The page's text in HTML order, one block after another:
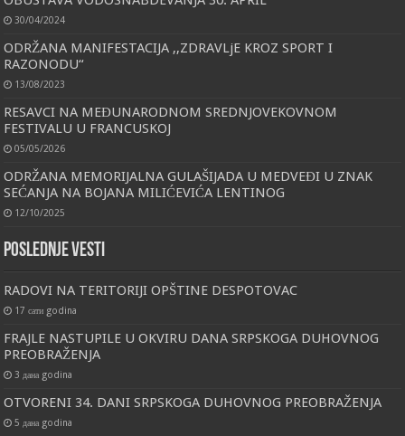
30/04/2024
ODRŽANA MANIFESTACIJA ,,ZDRAVLjE KROZ SPORT I
RAZONODU“
13/08/2023
RESAVCI NA MEĐUNARODNOM SREDNJOVEKOVNOM
FESTIVALU U FRANCUSKOJ
05/05/2026
ODRŽANA MEMORIJALNA GULAŠIJADA U MEDVEĐI U ZNAK
SEĆANJA NA BOJANA MILIĆEVIĆA LENTINOG
12/10/2025
Poslednje vesti
RADOVI NA TERITORIJI OPŠTINE DESPOTOVAC
17 сати godina
FRAJLE NASTUPILE U OKVIRU DANA SRPSKOGA DUHOVNOG
PREOBRAŽENJA
3 дана godina
OTVORENI 34. DANI SRPSKOGA DUHOVNOG PREOBRAŽENJA
5 дана godina